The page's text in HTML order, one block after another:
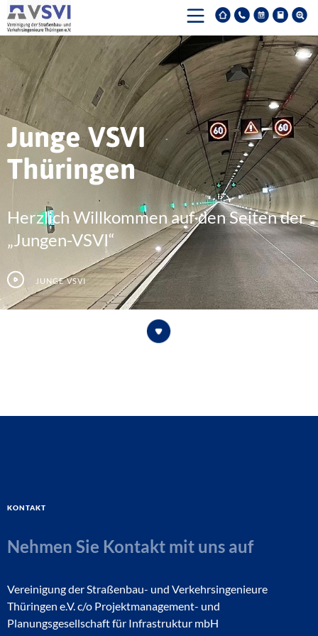
Junge VSVI
Thüringen
Herzlich Willkommen auf den Seiten der
„Jungen-VSVI“
Junge VSVI
Kontakt
Nehmen Sie Kontakt mit uns auf
Vereinigung der Straßenbau- und Verkehrsingenieure
Thüringen e.V. c/o Projektmanagement- und
Planungsgesellschaft für Infrastruktur mbH